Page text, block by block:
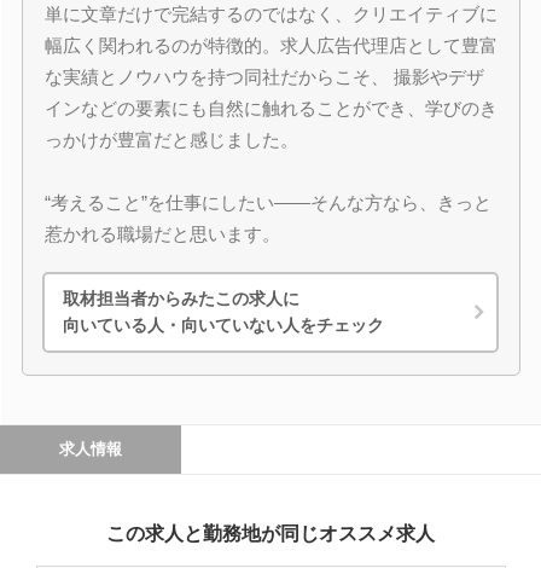
単に文章だけで完結するのではなく、クリエイティブに
幅広く関われるのが特徴的。求人広告代理店として豊富
な実績とノウハウを持つ同社だからこそ、 撮影やデザ
インなどの要素にも自然に触れることができ、学びのき
っかけが豊富だと感じました。
“考えること”を仕事にしたい――そんな方なら、きっと
惹かれる職場だと思います。
取材担当者からみたこの求人に
向いている人・向いていない人をチェック
求人情報
この求人と勤務地が同じオススメ求人